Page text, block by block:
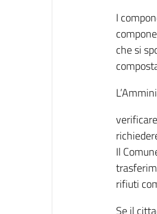
I
che si
Il
rifiuti